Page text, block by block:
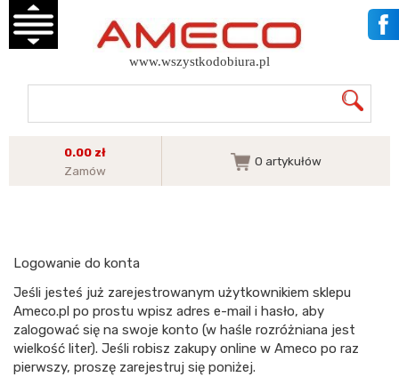
www.wszystkodobiura.pl
0.00 zł
Zamów
0 artykułów
Logowanie do konta
Jeśli jesteś już zarejestrowanym użytkownikiem sklepu
Ameco.pl po prostu wpisz adres e-mail i hasło, aby
zalogować się na swoje konto (w haśle rozróżniana jest
wielkość liter). Jeśli robisz zakupy online w Ameco po raz
pierwszy, proszę zarejestruj się poniżej.